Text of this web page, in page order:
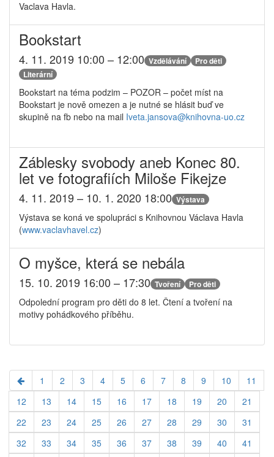
Vaclava Havla.
Bookstart
4. 11. 2019 10:00 – 12:00 Vzdělávání
Pro děti
Literární
Bookstart na téma podzim – POZOR – počet míst na
Bookstart je nově omezen a je nutné se hlásit buď ve
skupině na fb nebo na mail Iveta.jansova@knihovna-uo.cz
Záblesky svobody aneb Konec 80.
let ve fotografiích Miloše Fikejze
4. 11. 2019 – 10. 1. 2020 18:00 Výstava
Výstava se koná ve spolupráci s Knihovnou Václava Havla
(www.vaclavhavel.cz)
O myšce, která se nebála
15. 10. 2019 16:00 – 17:30 Tvoření Pro děti
Odpolední program pro děti do 8 let. Čtení a tvoření na
motivy pohádkového příběhu.
1 2 3 4 5 6 7 8 9 10
11
12
13 14 15 16 17 18 19 20
21
22
23 24 25 26 27 28 29 30
31
32
33 34 35 36 37 38 39 40
41